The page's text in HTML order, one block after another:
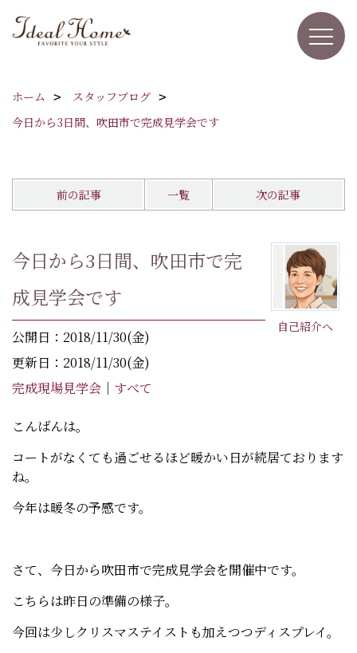
ホーム
スタッフブログ
今日から3日間、吹田市で完成見学会です
前の記事 一覧 次の記事
自己紹介へ
今日から3日間、吹田市で完
成見学会です
公開日：2018/11/30(金)
更新日：2018/11/30(金)
完成現場見学会 ｜ すべて
こんばんは。
コートがなくても過ごせるほど暖かい日が続居ております
ね。
今年は暖冬の予感です。
さて、今日から吹田市で完成見学会を開催中です。
こちらは昨日の準備の様子。
今回は少しクリスマステイストも加えつつディスプレイ。